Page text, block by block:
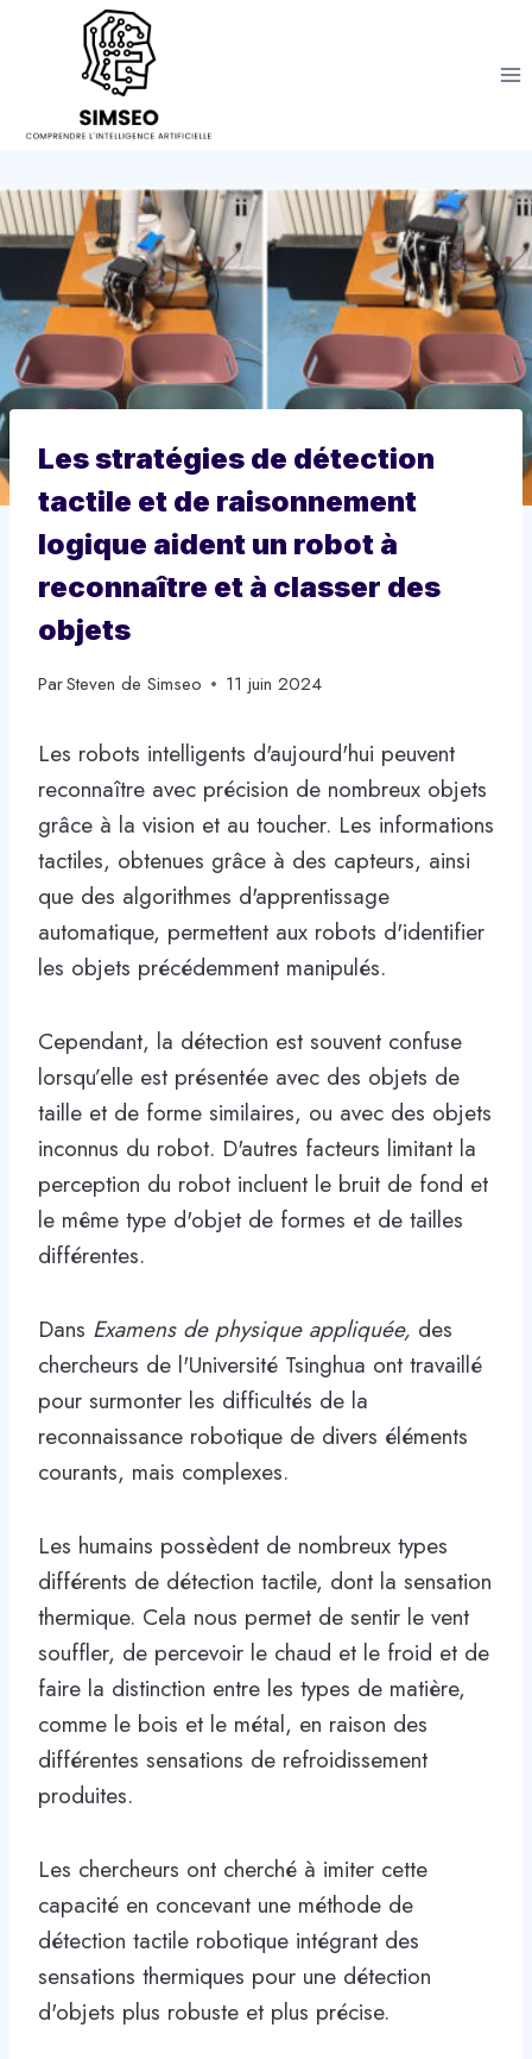
Les stratégies de détection
tactile et de raisonnement
logique aident un robot à
reconnaître et à classer des
objets
ParSteven de Simseo 11 juin 2024
Les robots intelligents d'aujourd'hui peuvent
reconnaître avec précision de nombreux objets
grâce à la vision et au toucher. Les informations
tactiles, obtenues grâce à des capteurs, ainsi
que des algorithmes d'apprentissage
automatique, permettent aux robots d'identifier
les objets précédemment manipulés.
Cependant, la détection est souvent confuse
lorsqu’elle est présentée avec des objets de
taille et de forme similaires, ou avec des objets
inconnus du robot. D'autres facteurs limitant la
perception du robot incluent le bruit de fond et
le même type d'objet de formes et de tailles
différentes.
Dans Examens de physique appliquée, des
chercheurs de l'Université Tsinghua ont travaillé
pour surmonter les difficultés de la
reconnaissance robotique de divers éléments
courants, mais complexes.
Les humains possèdent de nombreux types
différents de détection tactile, dont la sensation
thermique. Cela nous permet de sentir le vent
souffler, de percevoir le chaud et le froid et de
faire la distinction entre les types de matière,
comme le bois et le métal, en raison des
différentes sensations de refroidissement
produites.
Les chercheurs ont cherché à imiter cette
capacité en concevant une méthode de
détection tactile robotique intégrant des
sensations thermiques pour une détection
d'objets plus robuste et plus précise.